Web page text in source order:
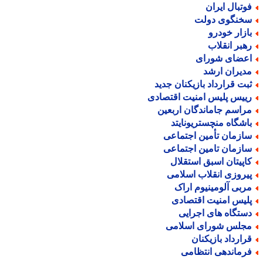
ایران
دولت
خودرو
انقلاب
شورای
ارشد
قرارداد بازیکنان جدید
پلیس امنیت اقتصادی
جاماندگان اربعین
منچستریونایتد
تأمین اجتماعی
تامین اجتماعی
اسبق استقلال
انقلاب اسلامی
آلومینیوم اراک
امنیت اقتصادی
های اجرایی
شورای اسلامی
بازیکنان
انتظامی